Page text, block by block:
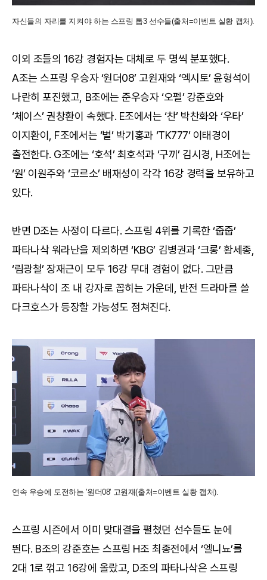
자신들의 자리를 지켜야 하는 스프링 톱3 선수들(출처=이벤트 실황 캡처).
이외 조들의 16강 경험자는 대체로 두 명씩 분포했다.
A조는 스프링 우승자 ‘원더08’ 고원재와 ‘엑시토’ 윤형석이
나란히 포진했고, B조에는 준우승자 ‘오펠’ 강준호와
‘체이스’ 권창환이 속했다. E조에서는 ‘찬’ 박찬화와 ‘우타’
이지환이, F조에서는 ‘별’ 박기홍과 ‘TK777’ 이태경이
출전한다. G조에는 ‘호석’ 최호석과 ‘구끼’ 김시경, H조에는
‘원’ 이원주와 ‘코르소’ 배재성이 각각 16강 경력을 보유하고
있다.
반면 D조는 사정이 다르다. 스프링 4위를 기록한 ‘줍줍’
파타나삭 워라난을 제외하면 ‘KBG’ 김병권과 ‘크롱’ 황세종,
‘림광철’ 장재근이 모두 16강 무대 경험이 없다. 그만큼
파타나삭이 조 내 강자로 꼽히는 가운데, 반전 드라마를 쓸
다크호스가 등장할 가능성도 점쳐진다.
연속 우승에 도전하는 '원더08' 고원재(출처=이벤트 실황 캡처).
스프링 시즌에서 이미 맞대결을 펼쳤던 선수들도 눈에
띈다. B조의 강준호는 스프링 H조 최종전에서 ‘엘니뇨’를
2대 1로 꺾고 16강에 올랐고, D조의 파타나삭은 스프링